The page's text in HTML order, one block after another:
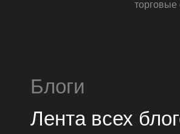
торговые
Блоги
Лента всех